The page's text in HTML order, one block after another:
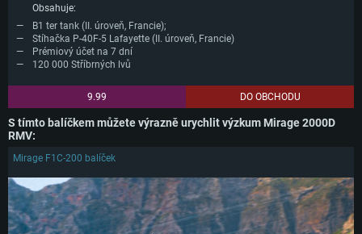
Obsahuje:
B1 ter tank (II. úroveň, Francie);
Stíhačka P-40F-5 Lafayette (II. úroveň, Francie)
Prémiový účet na 7 dní
120 000 Stříbrných lvů
9.99 DO OBCHODU
S tímto balíčkem můžete výrazně urychlit výzkum Mirage 2000D
RMV:
Mirage F1C-200 balíček